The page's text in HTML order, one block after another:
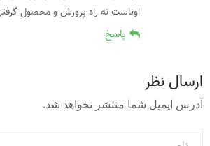
اوناست نه راه پرورش و محصول
پاسخ
ارسال نظر
آدرس ایمیل شما منتشر نخواهد شد.